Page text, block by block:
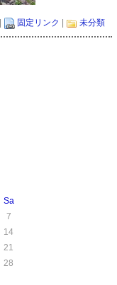
固定リンク 未分類
Sa
7
14
21
28